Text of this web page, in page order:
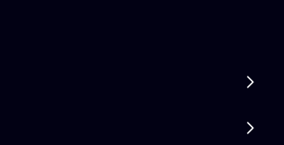

